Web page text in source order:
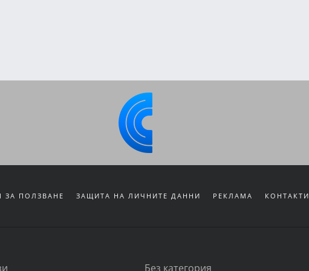
ЗА ПОЛЗВАНЕ ЗАЩИТА НА ЛИЧНИТЕ ДАННИ РЕКЛАМА КОНТАКТИ
Без категория